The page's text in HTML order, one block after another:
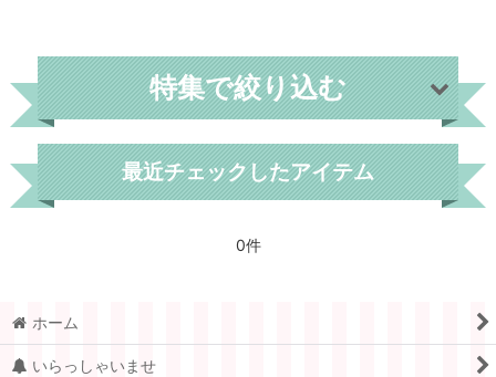
並び順 特集で絞り込む
世界各国
ノルウェー
最近チェックしたアイテム
0件
ホーム
いらっしゃいませ